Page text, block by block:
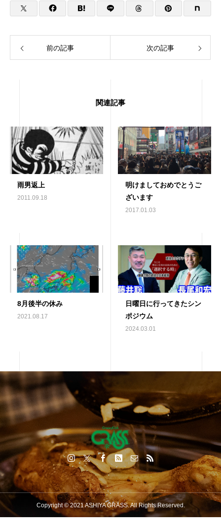
前の記事 次の記事
関連記事
雨男返上
2011.09.18
明けましておめでとうご
ざいます
2017.01.03
8月後半の休み
2021.08.17
日曜日に行ってきたシン
ポジウム
2024.03.01
Copyright © 2021 ASHIYA GRASS. All Rights Reserved.